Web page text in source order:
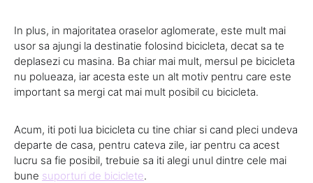
In plus, in majoritatea oraselor aglomerate, este mult mai
usor sa ajungi la destinatie folosind bicicleta, decat sa te
deplasezi cu masina. Ba chiar mai mult, mersul pe bicicleta
nu polueaza, iar acesta este un alt motiv pentru care este
important sa mergi cat mai mult posibil cu bicicleta.
Acum, iti poti lua bicicleta cu tine chiar si cand pleci undeva
departe de casa, pentru cateva zile, iar pentru ca acest
lucru sa fie posibil, trebuie sa iti alegi unul dintre cele mai
bune suporturi de biciclete.